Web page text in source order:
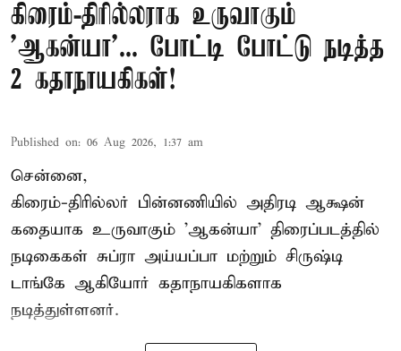
கிரைம்-திரில்லராக உருவாகும்
'ஆகன்யா'... போட்டி போட்டு நடித்த
2 கதாநாயகிகள்!
Published on: 06 Aug 2026, 1:37 am
சென்னை,
கிரைம்-திரில்லர் பின்னணியில் அதிரடி ஆக்ஷன்
கதையாக உருவாகும் 'ஆகன்யா' திரைப்படத்தில்
நடிகைகள் சுப்ரா அய்யப்பா மற்றும் சிருஷ்டி
டாங்கே ஆகியோர் கதாநாயகிகளாக
நடித்துள்ளனர்.